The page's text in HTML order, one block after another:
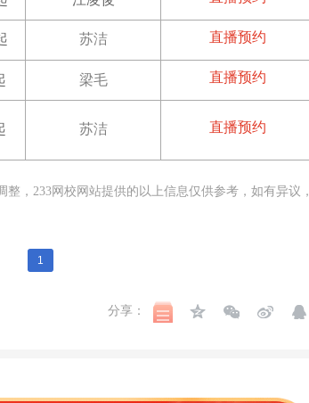
苏洁 直播预约
梁毛 直播预约
苏洁 直播预约
，233网校网站提供的以上信息仅供参考，如有异议，
1
分享：